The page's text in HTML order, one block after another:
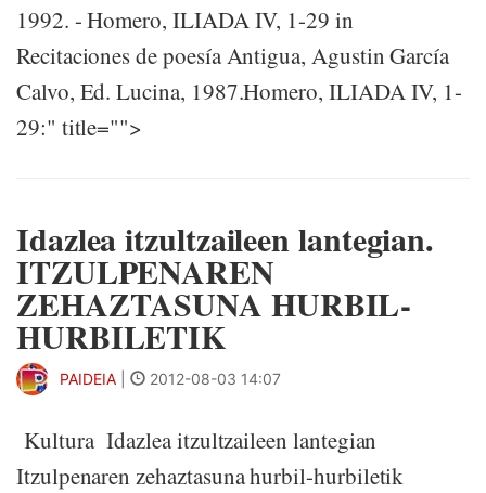
1992. - Homero, ILIADA IV, 1-29 in
Recitaciones de poesía Antigua, Agustin García
Calvo, Ed. Lucina, 1987.Homero, ILIADA IV, 1-
29:" title="">
Idazlea itzultzaileen lantegian.
ITZULPENAREN
ZEHAZTASUNA HURBIL-
HURBILETIK
PAIDEIA 2012-08-03 14:07
Kultura Idazlea itzultzaileen lantegian
Itzulpenaren zehaztasuna hurbil-hurbiletik